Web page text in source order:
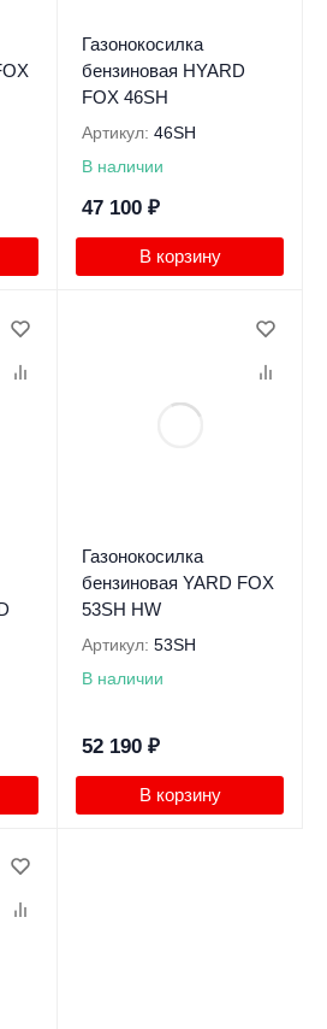
Газонокосилка
бензиновая HYARD
FOX 46SH
Артикул: 46SH
В наличии
47 100 ₽
В корзину
Газонокосилка
бензиновая YARD FOX
53SH HW
Артикул: 53SH
В наличии
52 190 ₽
В корзину